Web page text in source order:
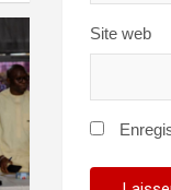
Site web